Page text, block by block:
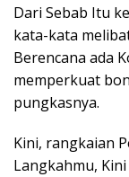
Dari Sebab Itu
kata-kata
Berencana ada
memperkuat
pungkasnya.
Kini, rangkaian
Langkahmu,